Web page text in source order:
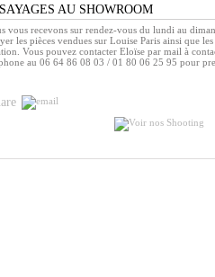
AU SHOWROOM
vous recevons sur rendez-vous du lundi au
les pièces vendues sur Louise Paris ainsi que
Vous pouvez contacter Eloïse par mail à
au 06 64 86 08 03 / 01 80 06 25 95 pour